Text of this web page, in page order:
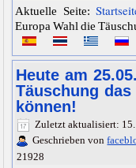
Aktuelle Seite:
Europa Wahl die
Heute am
Täuschung
können!
Zuletzt aktualisiert:
Geschrieben von
21928